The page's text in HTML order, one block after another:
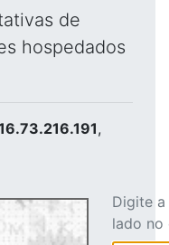
de
hospedados
,
Digite
lado no